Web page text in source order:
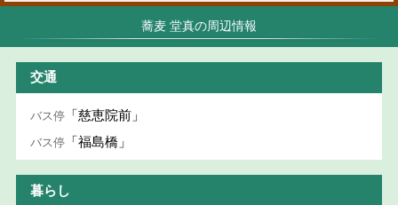
蕎麦 堂真の周辺情報
交通
バス停 「慈恵院前」
バス停 「福島橋」
暮らし